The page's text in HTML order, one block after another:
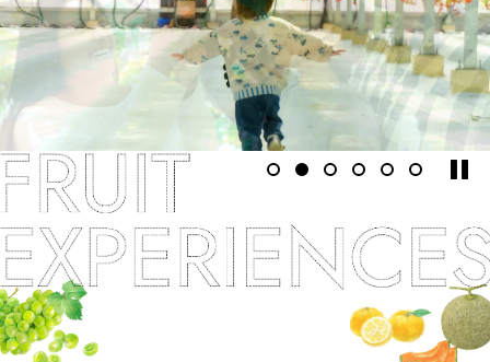
旅のアイデア
旅のお役立ち情報
ANA サービス